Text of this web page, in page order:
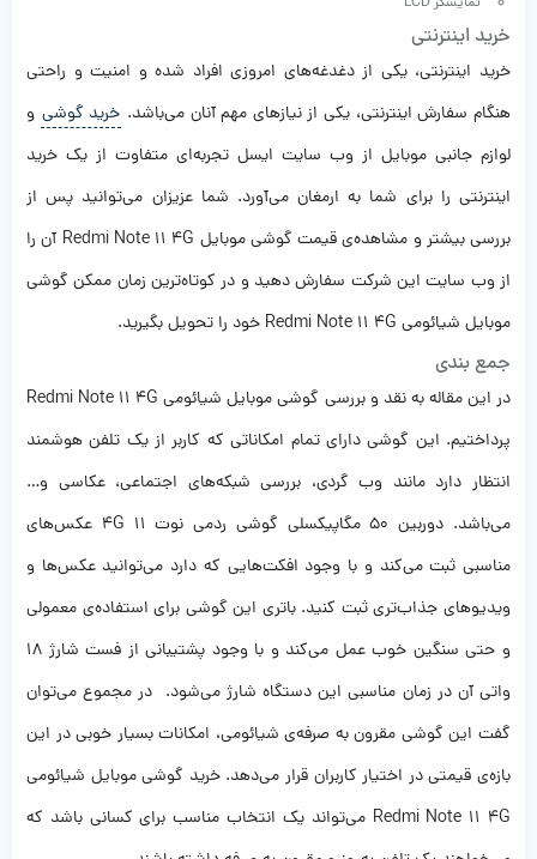
خرید اینترنتی
خرید اینترنتی، یکی از دغدغه‌های امروزی افراد شده و امنیت و راحتی
هنگام سفارش اینترنتی، یکی از نیاز‌های مهم آنان می‌باشد. خرید گوشی و
لوازم جانبی موبایل از وب سایت ایسل تجربه‌ای متفاوت از یک خرید
اینترنتی را برای شما به ارمغان می‌آورد. شما عزیزان می‌توانید پس از
بررسی بیشتر و مشاهده‌ی قیمت گوشی موبایل Redmi Note 11 4G آن را
از وب سایت این شرکت سفارش دهید و در کوتاه‌ترین زمان ممکن گوشی
موبایل شیائومی Redmi Note 11 4G خود را تحویل بگیرید.
جمع بندی
در این مقاله به نقد و بررسی گوشی موبایل شیائومی Redmi Note 11 4G
پرداختیم. این گوشی دارای تمام امکاناتی که کاربر از یک تلفن هوشمند
انتظار دارد مانند وب گردی، بررسی شبکه‌های اجتماعی، عکاسی و…
می‌باشد. دوربین ۵۰ مگاپیکسلی گوشی ردمی نوت ۱۱ 4G عکس‌های
مناسبی ثبت می‌کند و با وجود افکت‌هایی که دارد می‌توانید عکس‌ها و
ویدیوهای جذاب‌تری ثبت کنید. باتری این گوشی برای استفاده‌ی معمولی
و حتی سنگین خوب عمل می‌کند و با وجود پشتیبانی از فست شارژ ۱۸
واتی آن در زمان مناسبی این دستگاه شارژ می‌شود‌. در مجموع می‌توان
گفت این گوشی مقرون به صرفه‌ی شیائومی، امکانات بسیار خوبی در این
بازه‌ی قیمتی در اختیار کاربران قرار می‌دهد. خرید گوشی موبایل شیائومی
Redmi Note 11 4G می‌تواند یک انتخاب‌ مناسب برای کسانی باشد که